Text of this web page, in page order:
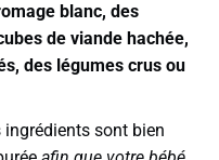
blanc, des
de viande hachée,
des légumes crus ou
sont bien